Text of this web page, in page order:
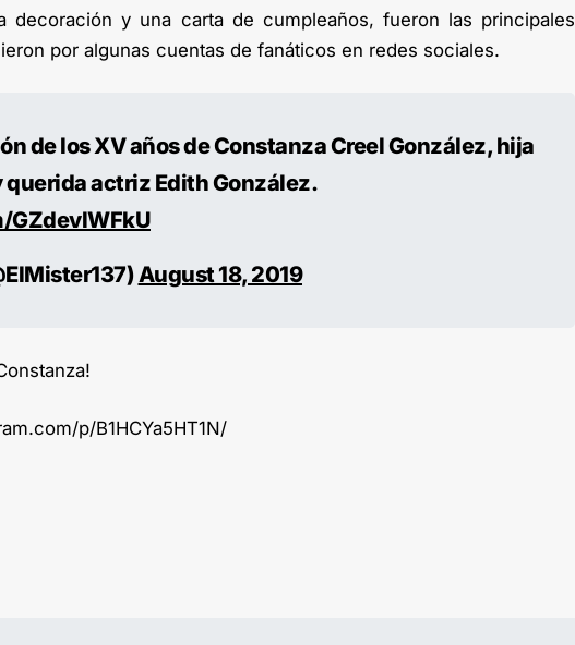
decoración y una carta de cumpleaños, fueron las principales
por algunas cuentas de fanáticos en redes sociales.
de los XV años de Constanza Creel González, hija
querida actriz Edith González.
August 18, 2019
p/B1HCYa5HT1N/